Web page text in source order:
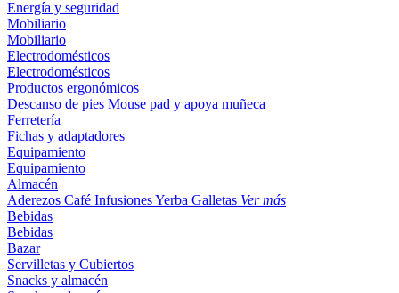
Energía y seguridad
Mobiliario
Mobiliario
Electrodomésticos
Electrodomésticos
Productos ergonómicos
Descanso de pies Mouse pad y apoya muñeca
Ferretería
Fichas y adaptadores
Equipamiento
Equipamiento
Almacén
Aderezos Café InfusionesYerba Galletas Ver más
Bebidas
Bebidas
Bazar
Servilletas y Cubiertos
Snacks y almacén